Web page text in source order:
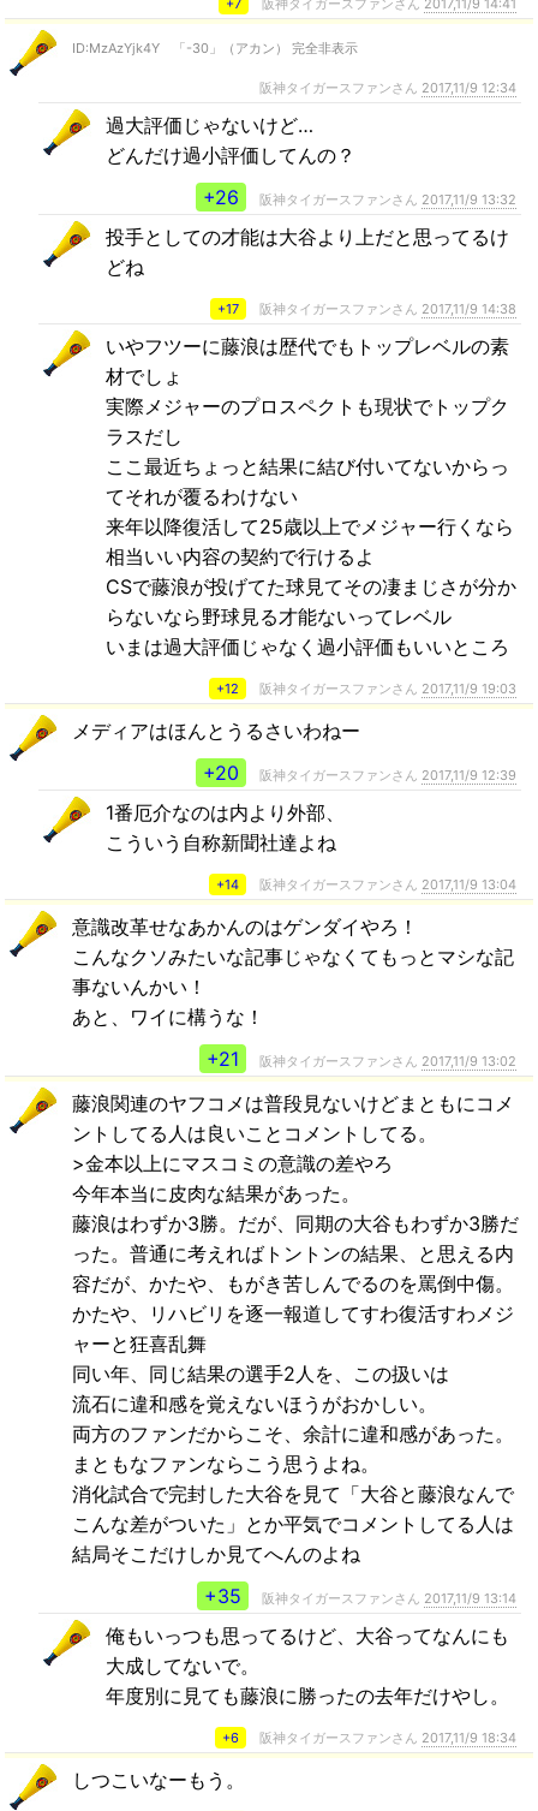
ID:MzAzYjk4Y 「-30」（アカン） 完全非表示
阪神タイガースファンさん 2017,11/9 12:34
過大評価じゃないけど…
どんだけ過小評価してんの？
+26
阪神タイガースファンさん 2017,11/9 13:32
投手としての才能は大谷より上だと思ってるけ
どね
+17 阪神タイガースファンさん 2017,11/9 14:38
いやフツーに藤浪は歴代でもトップレベルの素
材でしょ
実際メジャーのプロスペクトも現状でトップク
ラスだし
ここ最近ちょっと結果に結び付いてないからっ
てそれが覆るわけない
来年以降復活して25歳以上でメジャー行くなら
相当いい内容の契約で行けるよ
CSで藤浪が投げてた球見てその凄まじさが分か
らないなら野球見る才能ないってレベル
いまは過大評価じゃなく過小評価もいいところ
+12 阪神タイガースファンさん 2017,11/9 19:03
メディアはほんとうるさいわねー
+20
阪神タイガースファンさん 2017,11/9 12:39
1番厄介なのは内より外部、
こういう自称新聞社達よね
+14 阪神タイガースファンさん 2017,11/9 13:04
意識改革せなあかんのはゲンダイやろ！
こんなクソみたいな記事じゃなくてもっとマシな記
事ないんかい！
あと、ワイに構うな！
+21
阪神タイガースファンさん 2017,11/9 13:02
藤浪関連のヤフコメは普段見ないけどまともにコメ
ントしてる人は良いことコメントしてる。
>金本以上にマスコミの意識の差やろ
今年本当に皮肉な結果があった。
藤浪はわずか3勝。だが、同期の大谷もわずか3勝だ
った。普通に考えればトントンの結果、と思える内
容だが、かたや、もがき苦しんでるのを罵倒中傷。
かたや、リハビリを逐一報道してすわ復活すわメジ
ャーと狂喜乱舞
同い年、同じ結果の選手2人を、この扱いは
流石に違和感を覚えないほうがおかしい。
両方のファンだからこそ、余計に違和感があった。
まともなファンならこう思うよね。
消化試合で完封した大谷を見て「大谷と藤浪なんで
こんな差がついた」とか平気でコメントしてる人は
結局そこだけしか見てへんのよね
+35
阪神タイガースファンさん 2017,11/9 13:14
俺もいっつも思ってるけど、大谷ってなんにも
大成してないで。
年度別に見ても藤浪に勝ったの去年だけやし。
+6 阪神タイガースファンさん 2017,11/9 18:34
しつこいなーもう。